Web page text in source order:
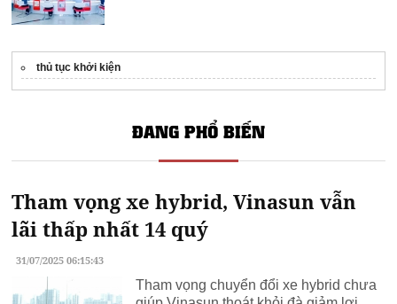
thủ tục khởi kiện
ĐANG PHỔ BIẾN
Tham vọng xe hybrid, Vinasun vẫn
lãi thấp nhất 14 quý
31/07/2025 06:15:43
Tham vọng chuyển đổi xe hybrid chưa